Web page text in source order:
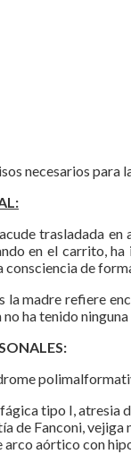
necesarios para
trasladada
en el carrito,
de
la madre refiere
ha tenido
tipo I, atresia
de Fanconi, vejiga
aórtico con